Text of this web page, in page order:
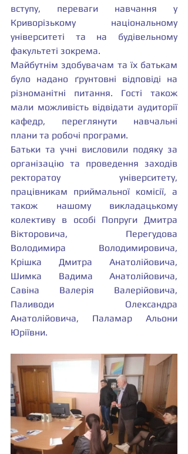
вступу, переваги навчання у
Криворізькому національному
університеті та на будівельному
факультеті зокрема.
Майбутнім здобувачам та їх батькам
було надано ґрунтовні відповіді на
різноманітні питання. Гості також
мали можливість відвідати аудиторії
кафедр, переглянути навчальні
плани та робочі програми.
Батьки та учні висловили подяку за
організацію та проведення заходів
ректоратоу університету,
працівникам приймальної комісії, а
також нашому викладацькому
колективу в особі Попруги Дмитра
Вікторовича, Перегудова
Володимира Володимировича,
Крішка Дмитра Анатолійовича,
Шимка Вадима Анатолійовича,
Савіна Валерія Валерійовича,
Паливоди Олександра
Анатолійовича, Паламар Альони
Юріївни.